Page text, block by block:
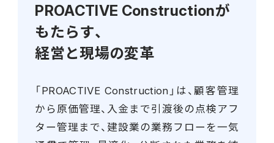
PROACTIVE Constructionが
もたらす、
経営と現場の変革
「PROACTIVE Construction」は、顧客管理
から原価管理、入金まで引渡後の点検アフ
ター管理まで、建設業の業務フローを一気